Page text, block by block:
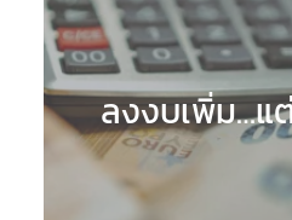
ลงงบเพิ่ม…แ